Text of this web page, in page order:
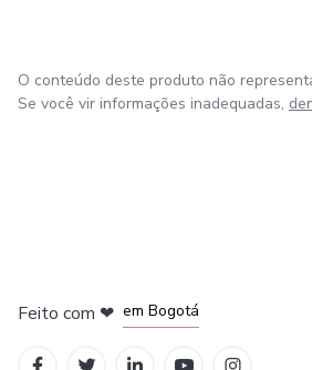
O conteúdo deste produto não
Se você vir informações inadequadas,
Feito com ❤ em Bogotá